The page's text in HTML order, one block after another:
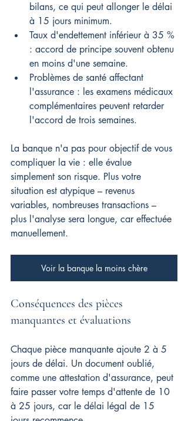
bilans, ce qui peut allonger le délai
à 15 jours minimum.
Taux d'endettement inférieur à 35 %
: accord de principe souvent obtenu
en moins d'une semaine.
Problèmes de santé affectant
l'assurance : les examens médicaux
complémentaires peuvent retarder
l'accord de trois semaines.
La banque n'a pas pour objectif de vous
compliquer la vie : elle évalue
simplement son risque. Plus votre
situation est atypique – revenus
variables, nombreuses transactions –
plus l'analyse sera longue, car effectuée
manuellement.
Voir la banque la moins chère
Conséquences des pièces
manquantes et évaluations
Chaque pièce manquante ajoute 2 à 5
jours de délai. Un document oublié,
comme une attestation d'assurance, peut
faire passer votre temps d'attente de 10
à 25 jours, car le délai légal de 15